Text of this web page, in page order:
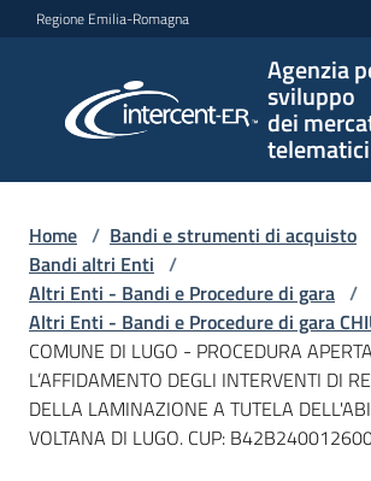
Vai al contenuto
Vai alla navigazione
Vai al footer
Regione Emilia-Romagna
Agenzia
sviluppo
dei
telematici
per lo
sviluppo
telematici
L'Agenzia
Bandi
Home / Bandi e strumenti di acquisto
Bandi altri Enti /
Altri Enti - Bandi e Procedure di gara /
Altri Enti - Bandi e Procedure di gara
COMUNE DI LUGO - PROCEDURA
L’AFFIDAMENTO DEGLI INTERVENTI DI
DELLA LAMINAZIONE A TUTELA
VOLTANA DI LUGO. CUP: